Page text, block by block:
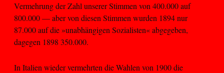
Vermehrung der Zahl unserer Stimmen von 400.000 auf
800.000 — aber von diesen Stimmen wurden 1894 nur
87.000 auf die »unabhängigen Sozialisten« abgegeben,
dagegen 1898 350.000.
In Italien wieder vermehrten die Wahlen von 1900 die